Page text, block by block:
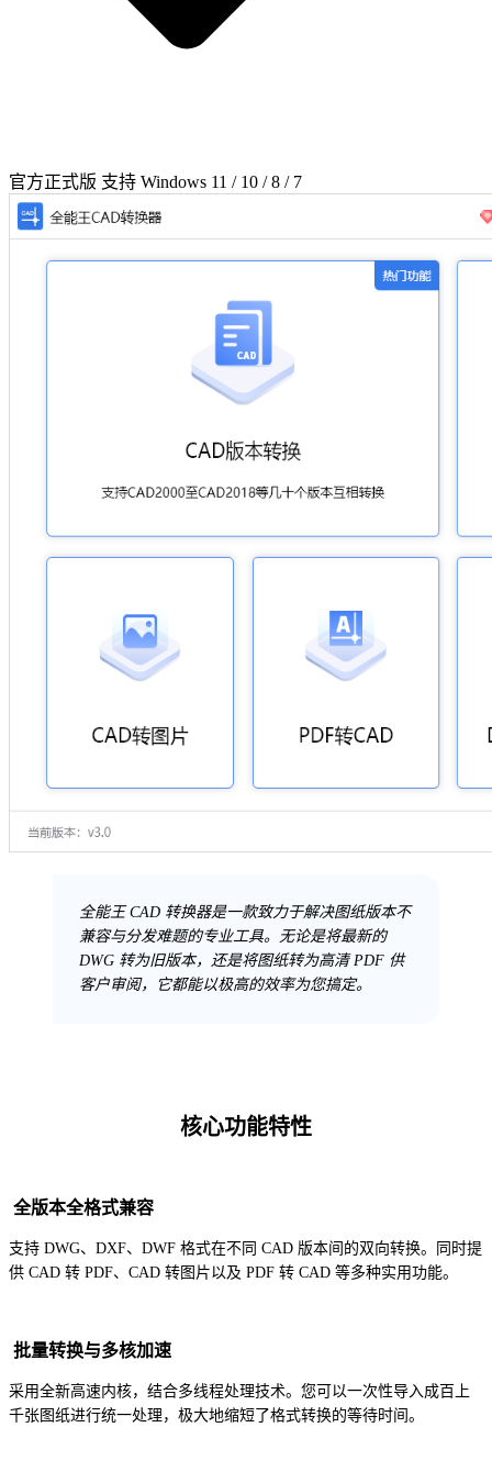
官方正式版 支持 Windows 11 / 10 / 8 / 7
全能王 CAD 转换器是一款致力于解决图纸版本不
兼容与分发难题的专业工具。无论是将最新的
DWG 转为旧版本，还是将图纸转为高清 PDF 供
客户审阅，它都能以极高的效率为您搞定。
核心功能特性
全版本全格式兼容
支持 DWG、DXF、DWF 格式在不同 CAD 版本间的双向转换。同时提
供 CAD 转 PDF、CAD 转图片以及 PDF 转 CAD 等多种实用功能。
批量转换与多核加速
采用全新高速内核，结合多线程处理技术。您可以一次性导入成百上
千张图纸进行统一处理，极大地缩短了格式转换的等待时间。